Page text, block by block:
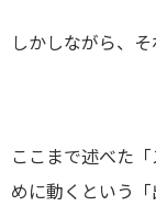
しかしながら、
ここまで述べた
めに動くという